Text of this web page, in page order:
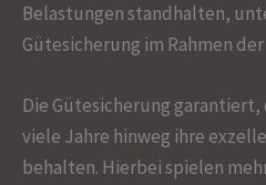
Belastungen standhalten,
Gütesicherung im Rahmen
Die Gütesicherung
viele Jahre hinweg ihre
behalten. Hierbei spielen